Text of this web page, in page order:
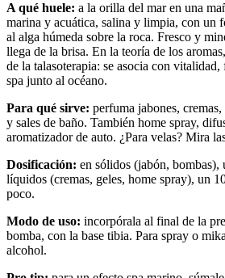
A qué huele: a la orilla del mar en una
marina y acuática, salina y limpia, con un
al alga húmeda sobre la roca. Fresco y
llega de la brisa. En la teoría de los
de la talasoterapia: se asocia con vitalidad,
spa junto al océano.
Para qué sirve: perfuma jabones,
y sales de baño. También home spray,
aromatizador de auto. ¿Para velas? Mira
Dosificación: en sólidos (jabón, bombas),
líquidos (cremas, geles, home spray), un
poco.
Modo de uso: incorpórala al final de la
bomba, con la base tibia. Para spray o
alcohol.